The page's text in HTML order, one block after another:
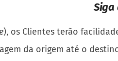
Siga
), os Clientes terão
da origem até o